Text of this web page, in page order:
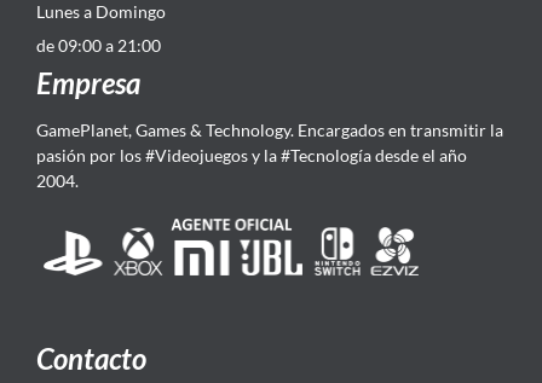
Lunes a Domingo
de 09:00 a 21:00
Empresa
GamePlanet, Games & Technology. Encargados en transmitir la
pasión por los #Videojuegos y la #Tecnología desde el año
2004.
Contacto